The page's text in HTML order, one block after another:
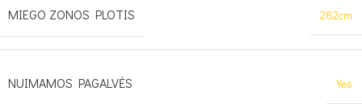
MIEGO ZONOS PLOTIS 282cm
NUIMAMOS PAGALVĖS Yes